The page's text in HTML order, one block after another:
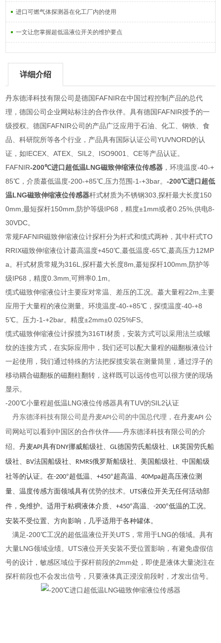
进口可燃气体探测器在化工厂内的使用
一文让您掌握超低温液位开关的维护要点
详细介绍
丹东德泽科技有限公司是德国FAFNIR在中国过程控制产品的总代
理，德国公司企业网站标注的合作伙伴。具有德国FAFNIR授予的一
级授权。德国FAFNIR公司的产品广泛应用于石油、化工、钢铁、食
品、科研院所等各个行业，产品具有国际认证公司YUVNORD的认
证，如IECEX、ATEX、SIL2、ISO9001、CE等产品认证。
FAFNIR-200℃进口超低温LNG磁致伸缩液位传感器 ，环境温度-40-+
85℃，介质蕞低温度-200-+85℃,压力范围-1-+3bar。-200℃进口超低
温LNG磁致伸缩液位传感器杆式材质为不锈钢303,探杆最大长度150
0mm,最短探杆150mm,防护等级IP68，精度±1mm或者0.25%,供电8-
30VDC。
常规FAFNIR磁致伸缩液位计探杆分为杆式和缆式两种，其中杆式TO
RRIX磁致伸缩液位计蕞高温度+450℃,蕞低温度-65℃,蕞高压力12MP
a。杆式材质常规为316L,探杆蕞大长度8m,蕞短探杆100mm,防护等
级IP68，精度0.3mm,可辫率0.1m。
缆式磁致伸缩液位计主要应对常温、差压的工况。蕞大量程22m,主要
应用于大量程的液位测量。环境温度-40-+85℃，探缆温度-40-+8
5℃。压力-1-+2bar。精度±2mm±0.025%FS。
缆式磁致伸缩液位计探揽为316TI材质，安装方式可以采用法兰或螺
纹的连接方式，在实际应用中，我们还可以配大量程的磁翻板液位计
一起使用，我们通过特殊的方法把探揽安装在测量筒里，通过浮子的
移动耦合磁翻板的磁翻柱翻转，这样既可以远传也可以很方便的现场
显示。
-200℃小量程超低温LNG液位传感器具有TUV的SIL2认证
丹东德泽科技有限公司是丹麦API公司的中国总代理，在丹麦API公
司网站可以看到中国区的合作伙伴——丹东德泽科技有限公司的介
绍。丹麦API具有DNY挪威船级社、GL德国劳氏船级社、 LR英国劳氏船
级社、 BV法国船级社、 RMRS俄罗斯船级社、美国船级社、中国船级
社等的认证。在-200°超低温、+450°超高温、40Mpa超高压液位测
量、温度传感方面领域具有优势的技术。 UTS液位开关无任何活动部
件，免维护。适用于粘稠液体介质、+450°高温、-200°低温的工况。
安装不受位置、方向影响，几乎适用于各种罐体。
满足-200℃工况的超低温液位开关UTS，常用于LNG的领域。具有
大量LNG领域业绩。UTS液位开关安装不受位置影响，有避免虚假信
号的设计，敏感区域位于探杆前段的2mm处，即使是液体大量浇注在
探杆前段也不会发出信号，只要液体真正浸没前段时，才发出信号。